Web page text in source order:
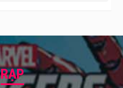
RẠP